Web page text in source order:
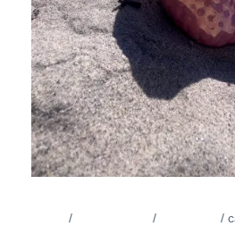
/ / /